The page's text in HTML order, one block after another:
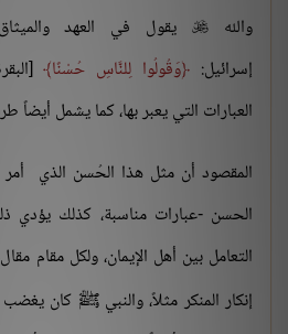
والله
يقول في العهد
إسرائيل:
وَقُولُوا لِلنَّاسِ حُسْنًا
العبارات التي يعبر بها، كما يشمل أيضاً
المقصود أن مثل هذا الحُسن الذي أمر
الحسن -عبارات مناسبة، كذلك يؤدي
التعامل بين أهل الإيمان، ولكل مقام
إنكار المنكر مثلاً، والنبي ﷺ كان